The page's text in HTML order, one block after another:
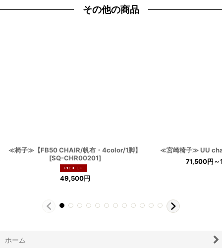
その他の商品
≪椅子≫【FB50 CHAIR/帆布・4color/1脚】
[SQ-CHR00201]
49,500円
≪宮崎椅子≫ UU
71,500円
ホーム